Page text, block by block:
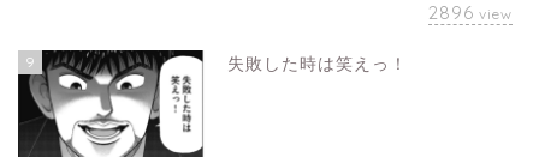
2896 view
9 失敗した時は笑えっ！